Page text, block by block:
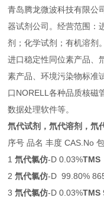
青岛腾龙微波科技有限公
器试剂公司。经营范围：
剂；化学试剂；有机溶剂
进口稳定性同位素产品、
素产品、环境污染物标准
口NORELL各种品质核磁
数据处理软件等。
氘代试剂，氘代溶剂，氘
序号 品名 丰度 CAS.No
1氘代氯仿-D 0.03%TMS
2氘代氯仿-D 99.80%
3氘代氯仿-D 0.03%TMS